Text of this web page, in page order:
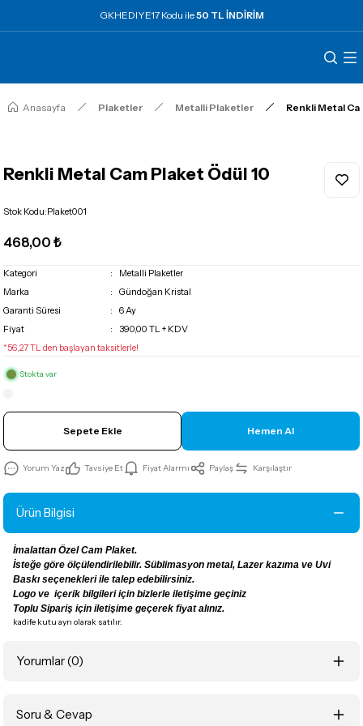
GKHEDIYE17 Kodu ile50 TL İNDİRİM
Anasayfa Plaketler Metalli Plaketler Renkli Metal
Renkli Metal Cam Plaket Ödül 10
Stok Kodu:Plaket001
468,00 ₺
Kategori
Metalli Plaketler
Marka
Gündoğan Kristal
Garanti Süresi
6 Ay
Fiyat
390,00 TL + KDV
*56,27 TL den başlayan taksitlerle!
Stokta var
Sepete Ekle Hemen Al
Yorum Yaz Tavsiye Et Fiyat Alarmı Paylaş Karşılaştır
Ürün Bilgisi
İmalattan Özel Cam Plaket.
İsteğe göre ölçülendirilebilir. Süblimasyon metal, Lazer kazıma ve Uvi
Baskı seçenekleri ile talep edebilirsiniz.
Logo ve içerik bilgileri için bizlerle iletişime geçiniz
Toplu Sipariş için iletişime geçerek fiyat alınız.
kadife kutu ayrı olarak satılır.
Yorumlar (0)
Soru & Cevap